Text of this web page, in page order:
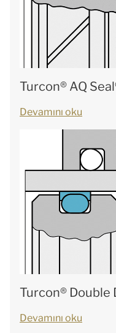
Turcon® AQ
Devamını oku
Turcon® Double
Devamını oku